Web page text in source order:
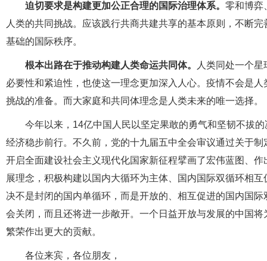
迫切要求是构建更加公正合理的国际治理体系。 零和博弈
人类的共同挑战。应该践行共商共建共享的基本原则，不断
基础的国际秩序。
根本出路在于推动构建人类命运共同体。
人类同处一个
必要性和紧迫性，也使这一理念更加深入人心。疫情不会是
挑战的准备。而大家庭和共同体理念是人类未来的唯一选择。
今年以来，14亿中国人民以坚定果敢的勇气和坚韧不拔
经济稳步前行。不久前，党的十九届五中全会审议通过关于
开启全面建设社会主义现代化国家新征程擘画了宏伟蓝图、
展理念，积极构建以国内大循环为主体、国内国际双循环相
决不是封闭的国内单循环，而是开放的、相互促进的国内国
会关闭，而且还将进一步敞开。一个日益开放与发展的中国
繁荣作出更大的贡献。
各位来宾，各位朋友，